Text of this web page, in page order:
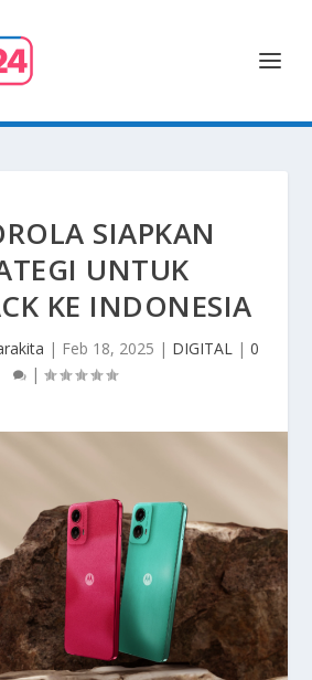
SIAPKAN
UNTUK
KE INDONESIA
| Feb 18, 2025 | DIGITAL | 0
|